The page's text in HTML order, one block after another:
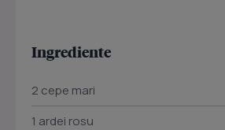
Ingrediente
2 cepe mari
1 ardei rosu